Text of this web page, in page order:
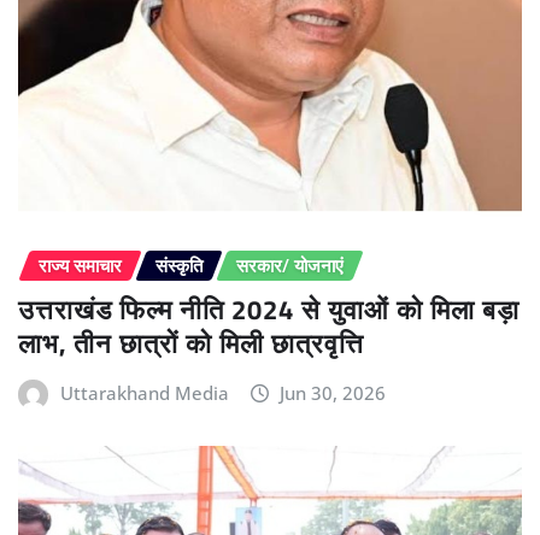
राज्य समाचार संस्कृति सरकार/ योजनाएं
उत्तराखंड फिल्म नीति 2024 से युवाओं को मिला बड़ा
लाभ, तीन छात्रों को मिली छात्रवृत्ति
Uttarakhand Media Jun 30, 2026